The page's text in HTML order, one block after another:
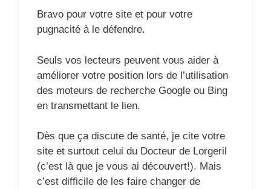
Bravo pour votre site et pour votre
pugnacité à le défendre.
Seuls vos lecteurs peuvent vous aider à
améliorer votre position lors de l’utilisation
des moteurs de recherche Google ou Bing
en transmettant le lien.
Dès que ça discute de santé, je cite votre
site et surtout celui du Docteur de Lorgeril
(c’est là que je vous ai découvert!). Mais
c’est difficile de les faire changer de